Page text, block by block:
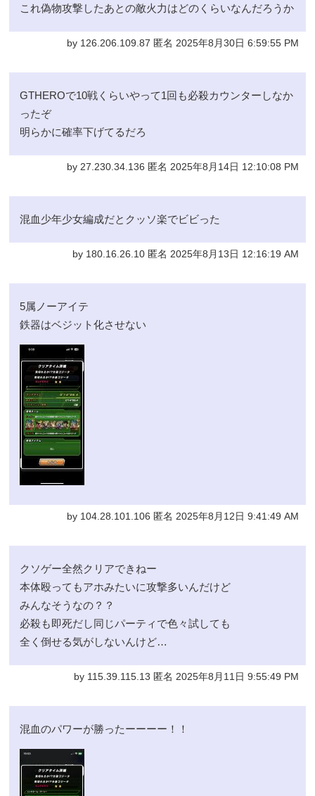
これ偽物攻撃したあとの敵火力はどのくらいなんだろうか
by 126.206.109.87 匿名 2025年8月30日 6:59:55 PM
GTHEROで10戦くらいやって1回も必殺カウンターしなか
ったぞ
明らかに確率下げてるだろ
by 27.230.34.136 匿名 2025年8月14日 12:10:08 PM
混血少年少女編成だとクッソ楽でビビった
by 180.16.26.10 匿名 2025年8月13日 12:16:19 AM
5属ノーアイテ
鉄器はベジット化させない
by 104.28.101.106 匿名 2025年8月12日 9:41:49 AM
クソゲー全然クリアできねー
本体殴ってもアホみたいに攻撃多いんだけど
みんなそうなの？？
必殺も即死だし同じパーティで色々試しても
全く倒せる気がしないんけど…
by 115.39.115.13 匿名 2025年8月11日 9:55:49 PM
混血のパワーが勝ったーーーー！！